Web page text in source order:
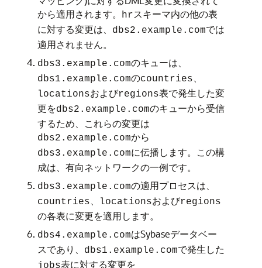
から適用されます。
hrスキーマ内の他の表
に対する変更は、
dbs2.example.comでは
適用されません。
dbs3.example.comのキューは、
dbs1.example.comのcountries、
locationsおよびregions表で発生した変
更をdbs2.example.comのキューから受信
するため、これらの変更は
dbs2.example.comから
dbs3.example.comに伝播します。この構
成は、有向ネットワークの一例です。
dbs3.example.comの適用プロセスは、
countries、 locationsおよびregions
の各表に変更を適用します。
dbs4.example.comはSybaseデータベー
スであり、
dbs1.example.comで発生した
表に対する変更を